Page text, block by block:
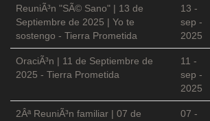
ReuniÃ³n "SÃ© Sano" | 13 de
Septiembre de 2025 | Yo te
sostengo - Tierra Prometida
13 -
sep -
2025
OraciÃ³n | 11 de Septiembre de
2025 - Tierra Prometida
11 -
sep -
2025
2Âª ReuniÃ³n familiar | 07 de
07 -